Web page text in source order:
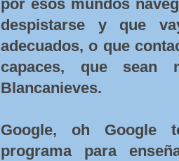
por esos mundos
despistarse y que
adecuados, o que
capaces, que
Blancanieves.
Google, oh Google
programa para